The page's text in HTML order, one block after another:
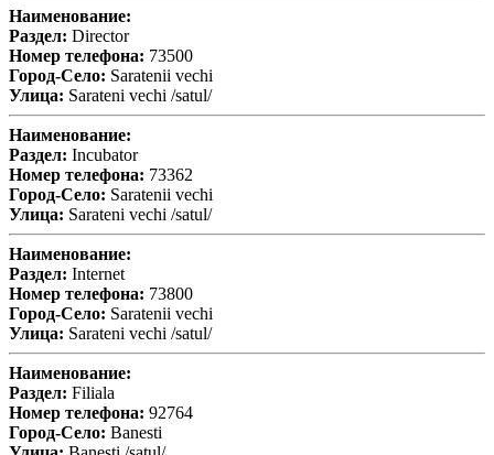
Наименование:
Раздел: Director
Номер телефона: 73500
Город-Село: Saratenii vechi
Улица: Sarateni vechi /satul/
Наименование:
Раздел: Incubator
Номер телефона: 73362
Город-Село: Saratenii vechi
Улица: Sarateni vechi /satul/
Наименование:
Раздел: Internet
Номер телефона: 73800
Город-Село: Saratenii vechi
Улица: Sarateni vechi /satul/
Наименование:
Раздел: Filiala
Номер телефона: 92764
Город-Село: Banesti